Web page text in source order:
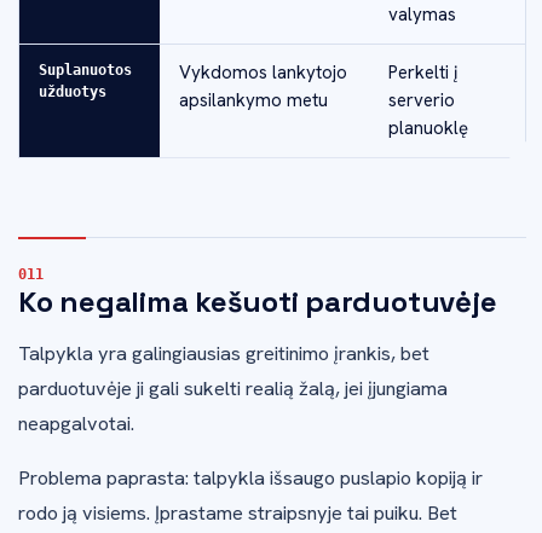
valymas
Suplanuotos
užduotys
Vykdomos lankytojo
apsilankymo metu
Perkelti į
serverio
planuoklę
Ko negalima kešuoti parduotuvėje
Talpykla yra galingiausias greitinimo įrankis, bet
parduotuvėje ji gali sukelti realią žalą, jei įjungiama
neapgalvotai.
Problema paprasta: talpykla išsaugo puslapio kopiją ir
rodo ją visiems. Įprastame straipsnyje tai puiku. Bet